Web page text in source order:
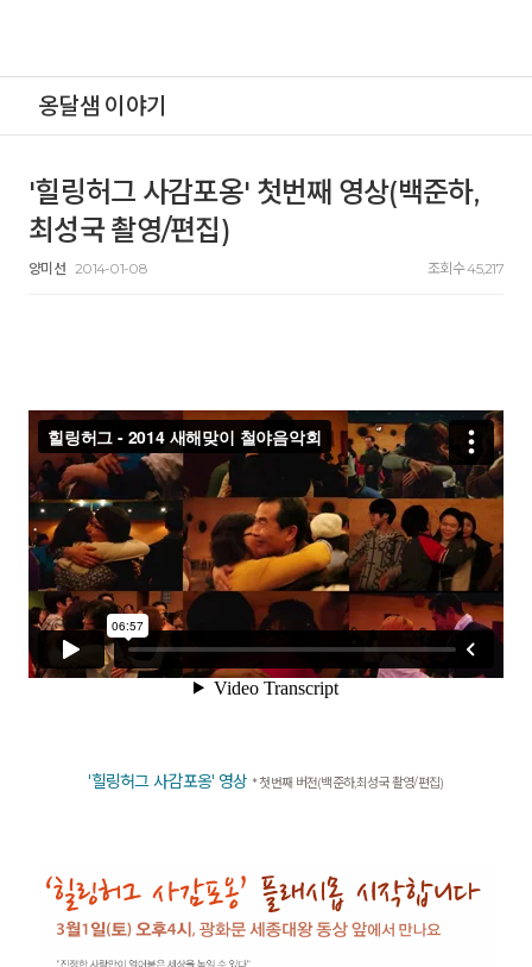
옹달샘 이야기
'힐링허그 사감포옹' 첫번째 영상(백준하,
최성국 촬영/편집)
양미선 2014-01-08 조회수 45,217
'힐링허그 사감포옹' 영상 * 첫번째 버전(백준하,최성국 촬영/편집)